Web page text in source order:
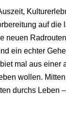
auf die
neuen
ein echter
mal aus einer
wollen.
durchs Leben